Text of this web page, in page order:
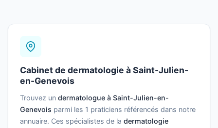
Cabinet de dermatologie à Saint-Julien-
en-Genevois
Trouvez un dermatologue à Saint-Julien-en-
Genevois parmi les 1 praticiens référencés dans notre
annuaire. Ces spécialistes de la dermatologie